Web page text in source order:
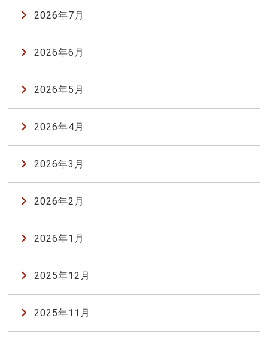
2026年7月
2026年6月
2026年5月
2026年4月
2026年3月
2026年2月
2026年1月
2025年12月
2025年11月